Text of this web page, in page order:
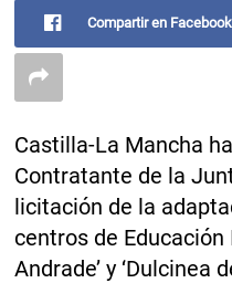
Compartir en Facebook
Castilla-La Mancha
Contratante de la
licitación de la
centros de
Andrade’ y ‘Dulcinea